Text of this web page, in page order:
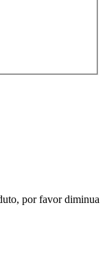
por favor diminua